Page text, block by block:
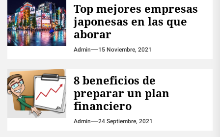
Top mejores empresas
japonesas en las que
aborar
Admin 15 Noviembre, 2021
8 beneficios de
preparar un plan
financiero
Admin 24 Septiembre, 2021